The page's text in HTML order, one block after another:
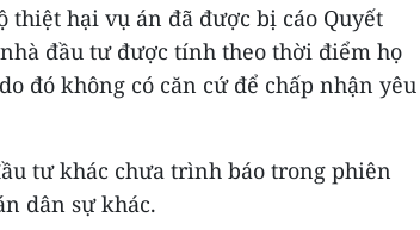
thiệt hại vụ án đã được bị cáo Quyết
đầu tư được tính theo thời điểm họ
đó không có căn cứ để chấp nhận yêu
tư khác chưa trình báo trong phiên
dân sự khác.